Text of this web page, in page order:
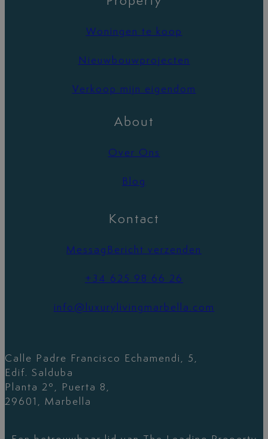
Woningen te koop
Nieuwbouwprojecten
Verkoop mijn eigendom
About
Over Ons
Blog
Kontact
MessagBericht verzenden
+34 625 98 66 26
info@luxurylivingmarbella.com
Calle Padre Francisco Echamendi, 5,
Edif. Salduba
Planta 2º, Puerta 8,
29601, Marbella